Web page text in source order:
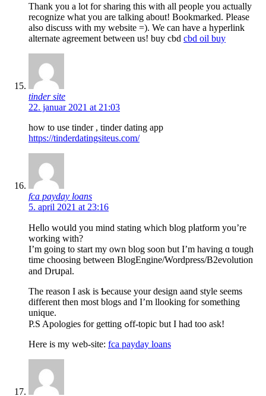
Thank you a lot for sharing this with all people you actually
recognize what you are talking about! Bookmarked. Please
also discuss with my website =). We can have a hyperlink
alternate agreement between us! buy cbd cbd oil buy
tinder site
22. januar 2021 at 21:03
how to use tinder , tinder dating app
https://tinderdatingsiteus.com/
fca payday loans
5. april 2021 at 23:16
Heⅼlo woսld you mind stating which blog pⅼatform you’re
working with?
I’m going to start my own blog soon but I’m having ɑ tough
time choosing between BlogEngine/Wordрress/B2evolution
and Drսpal.
The rеason I ask is Ƅecause your design aand style seems
different then most blogs and I’m llooking for something
unique.
P.S Apologies for getting ߋff-topic but I had too ask!
Here is my web-site: fca payday loans